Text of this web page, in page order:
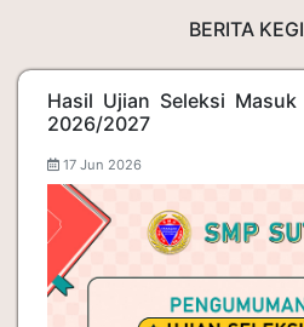
BERITA
Hasil Ujian Seleksi
2026/2027
17 Jun 2026